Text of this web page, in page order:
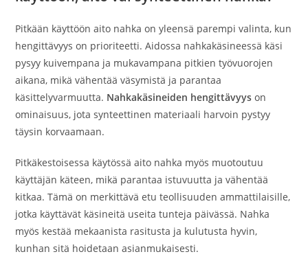
Pitkään käyttöön aito nahka on yleensä parempi valinta, kun
hengittävyys on prioriteetti. Aidossa nahkakäsineessä käsi
pysyy kuivempana ja mukavampana pitkien työvuorojen
aikana, mikä vähentää väsymistä ja parantaa
käsittelyvarmuutta. Nahkakäsineiden hengittävyys on
ominaisuus, jota synteettinen materiaali harvoin pystyy
täysin korvaamaan.
Pitkäkestoisessa käytössä aito nahka myös muotoutuu
käyttäjän käteen, mikä parantaa istuvuutta ja vähentää
kitkaa. Tämä on merkittävä etu teollisuuden ammattilaisille,
jotka käyttävät käsineitä useita tunteja päivässä. Nahka
myös kestää mekaanista rasitusta ja kulutusta hyvin,
kunhan sitä hoidetaan asianmukaisesti.